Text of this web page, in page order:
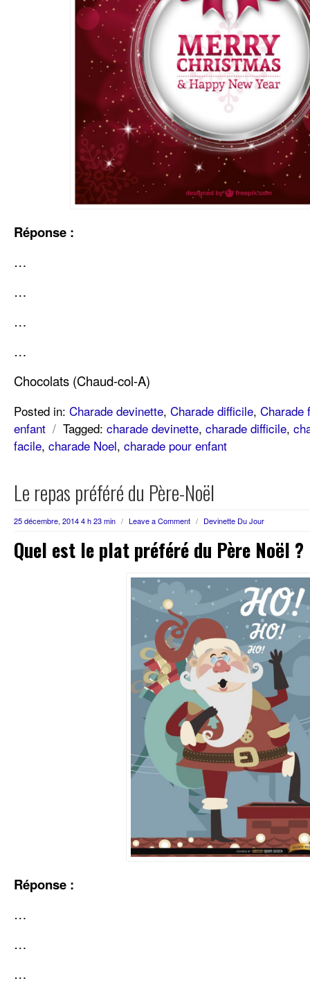
Réponse :
…
…
…
…
Chocolats (Chaud-col-A)
Posted in: Charade devinette, Charade difficile, Charade
enfant / Tagged: charade devinette, charade difficile,
facile, charade Noel, charade pour enfant
Le repas préféré du Père-Noël
25 décembre, 2014 4 h 23 min / Leave a Comment / Devinette Du Jour
Quel est le plat préféré du Père Noël ?
Réponse :
…
…
…